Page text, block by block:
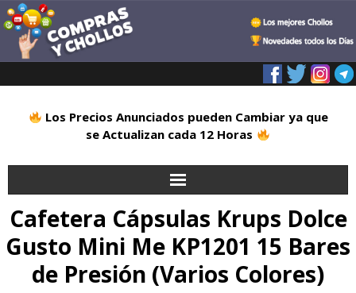
Los Precios Anunciados pueden Cambiar ya que
se Actualizan cada 12 Horas
Inicio
Alimentación
Cafetera Cápsulas Krups Dolce
Gusto Mini Me KP1201 15 Bares
de Presión (Varios Colores)